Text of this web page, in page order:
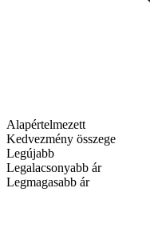
Alapértelmezett
Kedvezmény összege
Legújabb
Legalacsonyabb ár
Legmagasabb ár